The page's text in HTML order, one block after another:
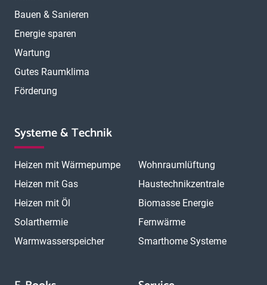
Bauen & Sanieren
Energie sparen
Wartung
Gutes Raumklima
Förderung
Systeme & Technik
Heizen mit Wärmepumpe
Heizen mit Gas
Heizen mit Öl
Solarthermie
Warmwasserspeicher
Wohnraumlüftung
Haustechnikzentrale
Biomasse Energie
Fernwärme
Smarthome Systeme